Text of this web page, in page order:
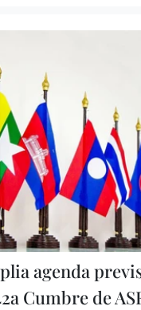
agenda
Cumbre de